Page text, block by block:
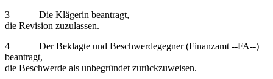
3 Die Klägerin beantragt,
die Revision zuzulassen.
4 Der Beklagte und Beschwerdegegner (Finanzamt ‑‑FA‑‑)
beantragt,
die Beschwerde als unbegründet zurückzuweisen.